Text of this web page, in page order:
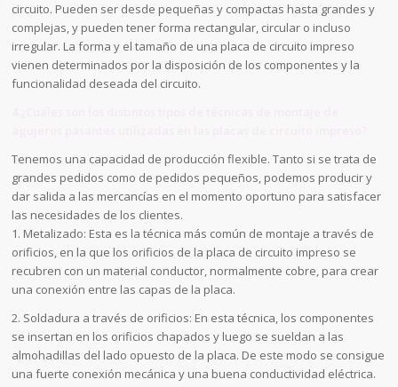
circuito. Pueden ser desde pequeñas y compactas hasta grandes y
complejas, y pueden tener forma rectangular, circular o incluso
irregular. La forma y el tamaño de una placa de circuito impreso
vienen determinados por la disposición de los componentes y la
funcionalidad deseada del circuito.
Tenemos una capacidad de producción flexible. Tanto si se trata de
grandes pedidos como de pedidos pequeños, podemos producir y
dar salida a las mercancías en el momento oportuno para satisfacer
las necesidades de los clientes.
1. Metalizado: Esta es la técnica más común de montaje a través de
orificios, en la que los orificios de la placa de circuito impreso se
recubren con un material conductor, normalmente cobre, para crear
una conexión entre las capas de la placa.
2. Soldadura a través de orificios: En esta técnica, los componentes
se insertan en los orificios chapados y luego se sueldan a las
almohadillas del lado opuesto de la placa. De este modo se consigue
una fuerte conexión mecánica y una buena conductividad eléctrica.